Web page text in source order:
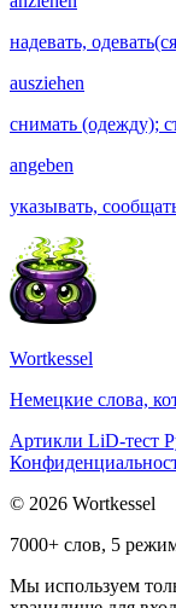
надевать,
ausziehen
снимать (одежду);
angeben
указывать,
Wortkessel
Немецкие слова,
Артикли LiD-тест
© 2026 Wortkessel
7000+ слов, 5
Мы используем